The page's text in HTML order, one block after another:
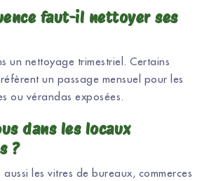
faut-il nettoyer ses
un nettoyage trimestriel. Certains
un passage mensuel pour les
ou vérandas exposées.
dans les locaux
?
les vitres de bureaux, commerces